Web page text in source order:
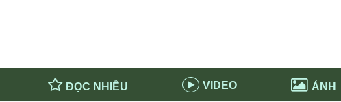
ĐỌC NHIỀU VIDEO ẢNH